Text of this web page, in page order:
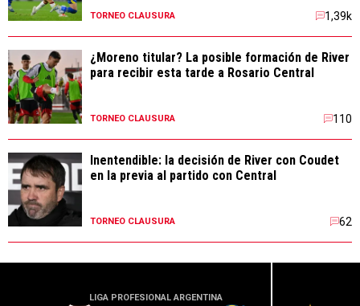
TORNEO CLAUSURA 1,39k
¿Moreno titular? La posible formación de River
para recibir esta tarde a Rosario Central
TORNEO CLAUSURA 110
Inentendible: la decisión de River con Coudet
en la previa al partido con Central
TORNEO CLAUSURA 62
LIGA PROFESIONAL ARGENTINA